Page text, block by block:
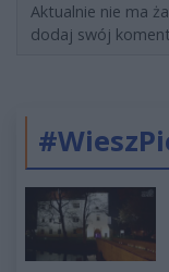
Aktualnie nie ma
dodaj swój